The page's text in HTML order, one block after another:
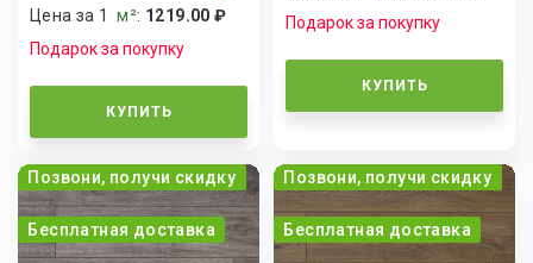
Цена за 1м²: 1219.00 ₽
Подарок за покупку
КУПИТЬ
Подарок за покупку
КУПИТЬ
Позвони, получи скидку
Бесплатная доставка
Позвони, получи скидку
Бесплатная доставка